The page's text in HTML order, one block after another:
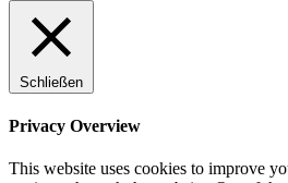
Schließen
Privacy Overview
This website uses cookies to improve